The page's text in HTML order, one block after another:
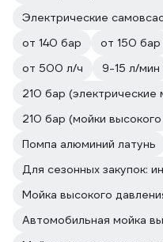
Электрические
от 140 бар
от 150 бар
от 500 л/ч
9-15 л/мин
210 бар (электрические
210 бар (мойки
Помпа алюминий латунь
Мойка высокого
Автомобильная мойка